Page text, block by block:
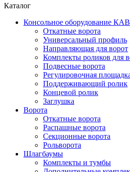
Каталог
Консольное оборудование КАВ
Откатные ворота
Универсальный профиль
Направляющая для ворот
Комплекты роликов для
Подвесные ворота
Регулировочная
Поддерживающий ролик
Концевой ролик
Заглушка
Ворота
Откатные ворота
Распашные ворота
Секционные ворота
Рольворота
Шлагбаумы
Комплекты и тумбы